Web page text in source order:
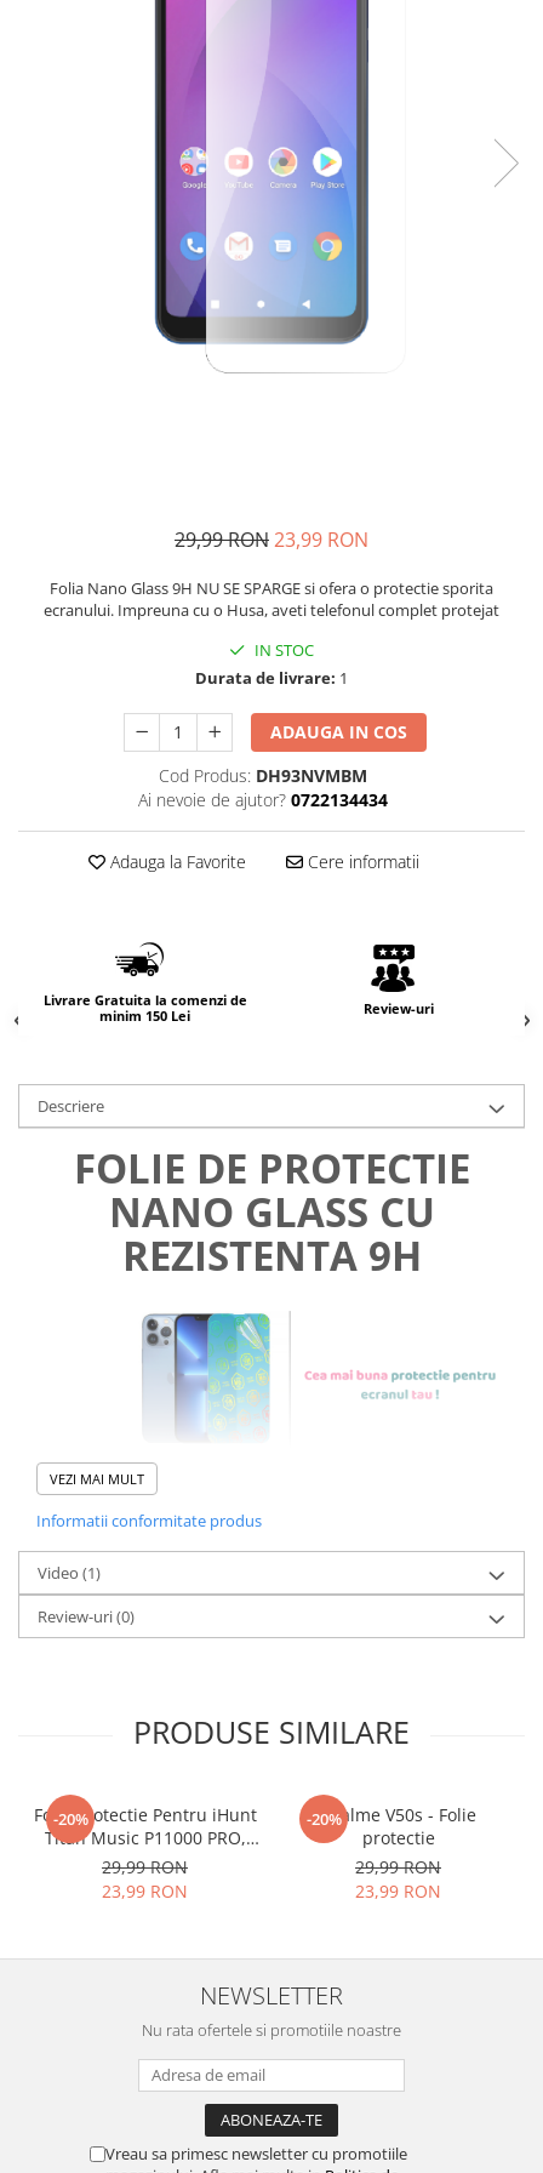
29,99 RON23,99 RON
Folia Nano Glass 9H NU SE SPARGE si ofera o protectie sporita
ecranului. Impreuna cu o Husa, aveti telefonul complet protejat
IN STOC
Durata de livrare: 1
ADAUGA IN COS
Cod Produs: DH93NVMBM
Ai nevoie de ajutor? 0722134434
Adauga la Favorite Cere informatii
Livrare Gratuita la comenzi de
minim 150 Lei
Review-uri
Descriere
FOLIE DE PROTECTIE
NANO GLASS CU
REZISTENTA 9H
Foliile noastre sunt
aplicat chiar
tu.
producerea foliilor NUeste
sticla pe care o stim cu totii, ci
este Nano Glass
AcestagaranteazacaNU SE
SPARGEin mii de cioburi
ascutite si periculoase.
Nu numai ca este rezistenta la
zgarieturi si spargere, ci si
INTARESTEecranul!
Folia avand rezistenta 9H la
zgarieturi, asigura si un aspect
VEZI MAI MULT
Informatii conformitate produs
Video (1)
Review-uri(0)
PRODUSE SIMILARE
-20%
Folie Protectie Pentru iHunt
Titan Music P11000 PRO,
VDOO
29,99 RON
23,99 RON
-20%
Realme V50s - Folie
protectie
29,99 RON
23,99 RON
NEWSLETTER
Nu rata ofertele si promotiile noastre
Vreau sa primesc newsletter cu promotiile